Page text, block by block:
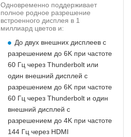
Одновременно поддерживает
полное родное разрешение
встроенного дисплея в 1
миллиард цветов и:
До двух внешних дисплеев с
разрешением до 6K при частоте
60 Гц через Thunderbolt или
один внешний дисплей с
разрешением до 6K при частоте
60 Гц через Thunderbolt и один
внешний дисплей с
разрешением до 4K при частоте
144 Гц через HDMI